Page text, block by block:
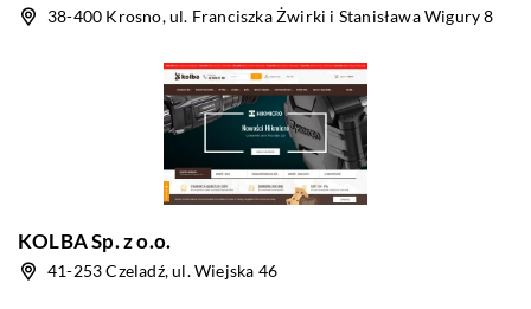
38-400 Krosno, ul. Franciszka Żwirki i Stanisława Wigury 8
KOLBA Sp. z o.o.
41-253 Czeladź, ul. Wiejska 46